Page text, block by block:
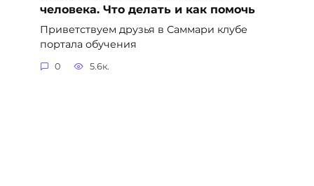
человека. Что делать и как помочь
Приветствуем друзья в Саммари клубе
портала обучения
0 5.6к.